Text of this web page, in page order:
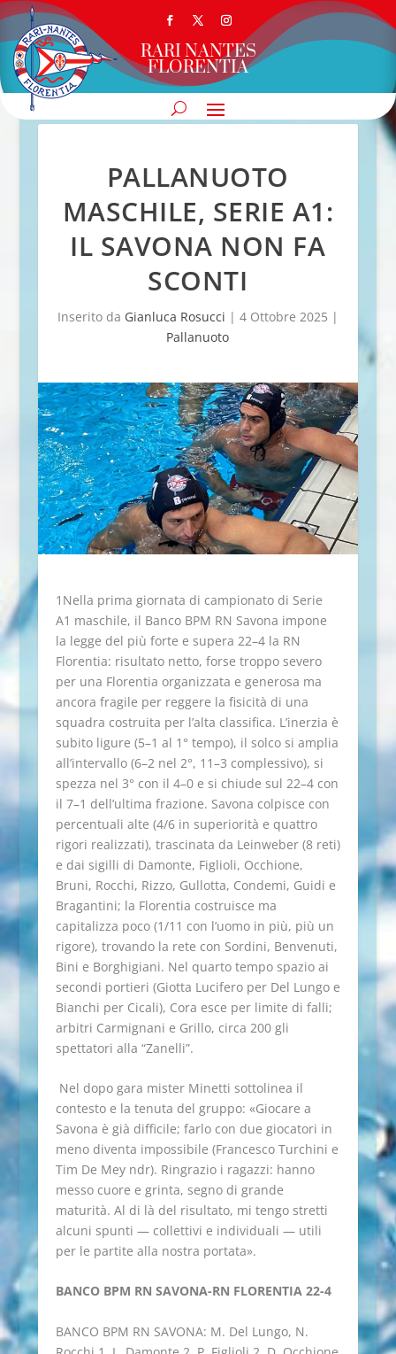
RARI NANTES
FLORENTIA
PALLANUOTO
MASCHILE, SERIE A1:
IL SAVONA NON FA
SCONTI
Inserito da Gianluca Rosucci | 4 Ottobre 2025 |
Pallanuoto
1Nella prima giornata di campionato di Serie
A1 maschile, il Banco BPM RN Savona impone
la legge del più forte e supera 22–4 la RN
Florentia: risultato netto, forse troppo severo
per una Florentia organizzata e generosa ma
ancora fragile per reggere la fisicità di una
squadra costruita per l’alta classifica. L’inerzia è
subito ligure (5–1 al 1° tempo), il solco si amplia
all’intervallo (6–2 nel 2°, 11–3 complessivo), si
spezza nel 3° con il 4–0 e si chiude sul 22–4 con
il 7–1 dell’ultima frazione. Savona colpisce con
percentuali alte (4/6 in superiorità e quattro
rigori realizzati), trascinata da Leinweber (8 reti)
e dai sigilli di Damonte, Figlioli, Occhione,
Bruni, Rocchi, Rizzo, Gullotta, Condemi, Guidi e
Bragantini; la Florentia costruisce ma
capitalizza poco (1/11 con l’uomo in più, più un
rigore), trovando la rete con Sordini, Benvenuti,
Bini e Borghigiani. Nel quarto tempo spazio ai
secondi portieri (Giotta Lucifero per Del Lungo e
Bianchi per Cicali), Cora esce per limite di falli;
arbitri Carmignani e Grillo, circa 200 gli
spettatori alla “Zanelli”.
Nel dopo gara mister Minetti sottolinea il
contesto e la tenuta del gruppo: «Giocare a
Savona è già difficile; farlo con due giocatori in
meno diventa impossibile (Francesco Turchini e
Tim De Mey ndr). Ringrazio i ragazzi: hanno
messo cuore e grinta, segno di grande
maturità. Al di là del risultato, mi tengo stretti
alcuni spunti — collettivi e individuali — utili
per le partite alla nostra portata».
BANCO BPM RN SAVONA-RN FLORENTIA 22-4
BANCO BPM RN SAVONA: M. Del Lungo, N.